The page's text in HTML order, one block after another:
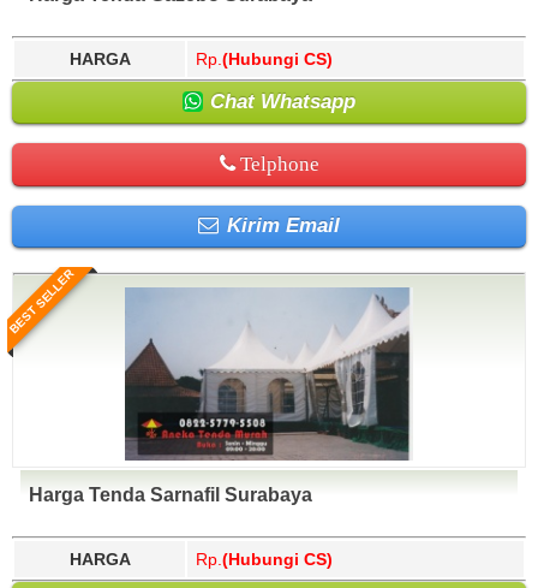
HARGA Rp. (Hubungi CS)
Chat Whatsapp
Telphone
Kirim Email
BEST SELLER
Harga Tenda Sarnafil Surabaya
HARGA Rp. (Hubungi CS)